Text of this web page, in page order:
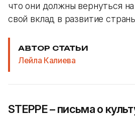
что они должны вернуться
свой вклад в развитие
АВТОР СТАТЬИ
Лейла Калиева
STEPPE – письма о